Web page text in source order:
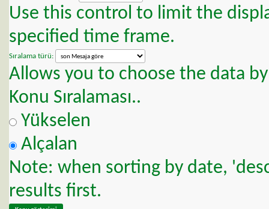
Use this control to limit the
specified time frame.
Sıralama türü:
Allows you to choose the data
Konu Sıralaması..
Yükselen
Alçalan
Note: when sorting by date,
results first.